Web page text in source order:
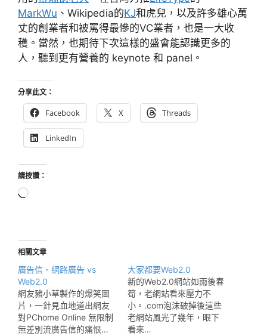
MarkWu 、Wikipedia的KJ和虎兒，以及許多雄心萬
丈的創業者和被罵得最慘的VC業者，也是一大收
穫。當然，也期待下次這樣的盛會能認識更多的
人，聽到更有營養的 keynote 和 panel。
分享此文：
Facebook X Threads
LinkedIn
請按讚：
正
入...
相關文章
廣告信、網路廣告 vs
Web2.0
網友豬小草製作的爆笑圖
片，一針見血地道出網友
對PChome Online 無限制
無差別流廣告信的痛恨…
大家都要Web2.0
新的Web2.0網站如雨後春
筍，老網站看來壓力不
小。.com泡沫破掉後這些
老網站風光了幾年，眼下
看來…